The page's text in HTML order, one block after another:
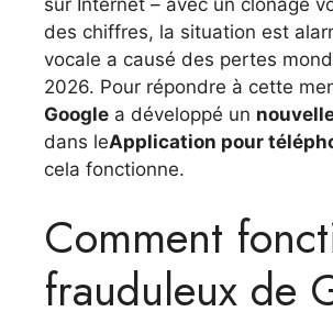
des chiffres, la situation est
vocale a causé des pertes
2026. Pour répondre à cette
Google a développé un
dans leApplication pour
cela fonctionne.
Comment
frauduleux de